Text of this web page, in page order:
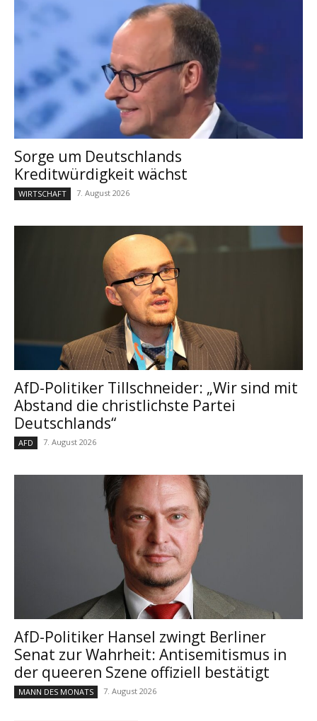
Sorge um Deutschlands
Kreditwürdigkeit wächst
WIRTSCHAFT 7. August 2026
AfD-Politiker Tillschneider: „Wir sind mit
Abstand die christlichste Partei
Deutschlands“
AFD 7. August 2026
AfD-Politiker Hansel zwingt Berliner
Senat zur Wahrheit: Antisemitismus in
der queeren Szene offiziell bestätigt
MANN DES MONATS 7. August 2026